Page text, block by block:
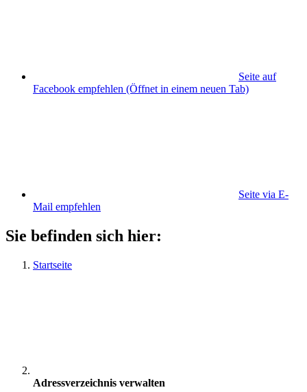
Seite auf
Facebook empfehlen (Öffnet in einem neuen Tab)
Seite via E-
Mail empfehlen
Sie befinden sich hier:
Startseite
Adressverzeichnis verwalten